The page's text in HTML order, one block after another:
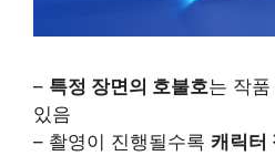
– 특정 장면의 호불호는 작
있음
– 촬영이 진행될수록 캐릭터